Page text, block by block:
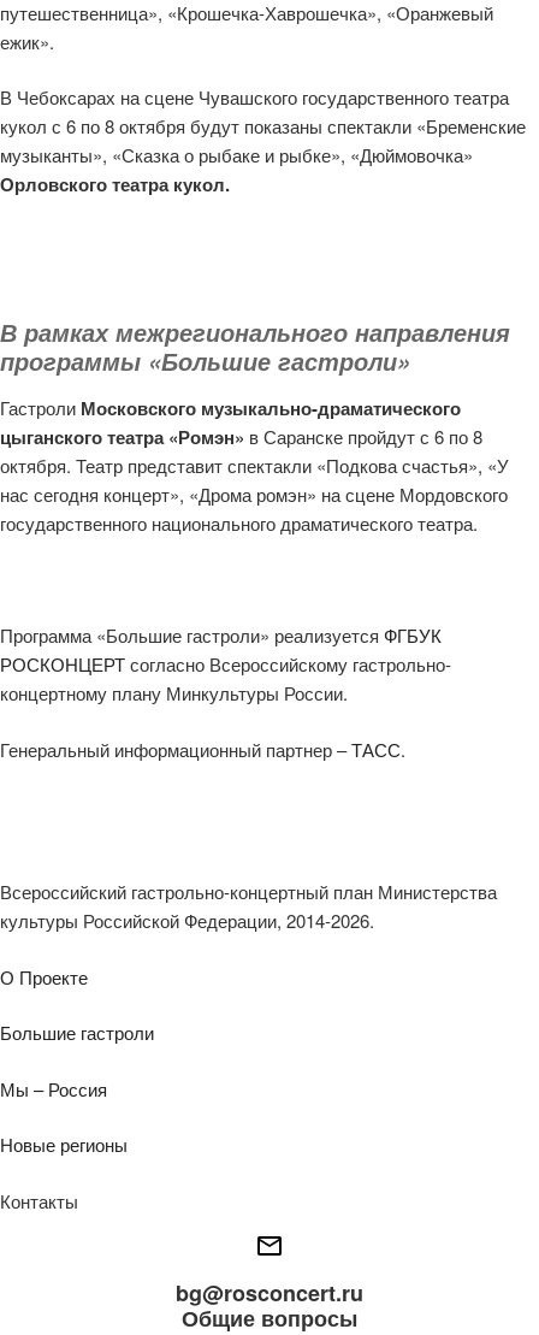
путешественница», «Крошечка-Хаврошечка», «Оранжевый
ежик».
В Чебоксарах на сцене Чувашского государственного театра
кукол с 6 по 8 октября будут показаны спектакли «Бременские
музыканты», «Сказка о рыбаке и рыбке», «Дюймовочка»
Орловского театра кукол.
В рамках межрегионального направления
программы «Большие гастроли»
Гастроли Московского музыкально-драматического
цыганского театра «Ромэн» в Саранске пройдут с 6 по 8
октября. Театр представит спектакли «Подкова счастья», «У
нас сегодня концерт», «Дрома ромэн» на сцене Мордовского
государственного национального драматического театра.
Программа «Большие гастроли» реализуется ФГБУК
РОСКОНЦЕРТсогласно Всероссийскому гастрольно-
концертному плану Минкультуры России.
Генеральный информационный партнер –ТАСС.
Всероссийский гастрольно-концертный план Министерства
культуры Российской Федерации, 2014-2026.
О Проекте
Большие гастроли
Мы – Россия
Новые регионы
Контакты
bg@rosconcert.ru
Общие вопросы